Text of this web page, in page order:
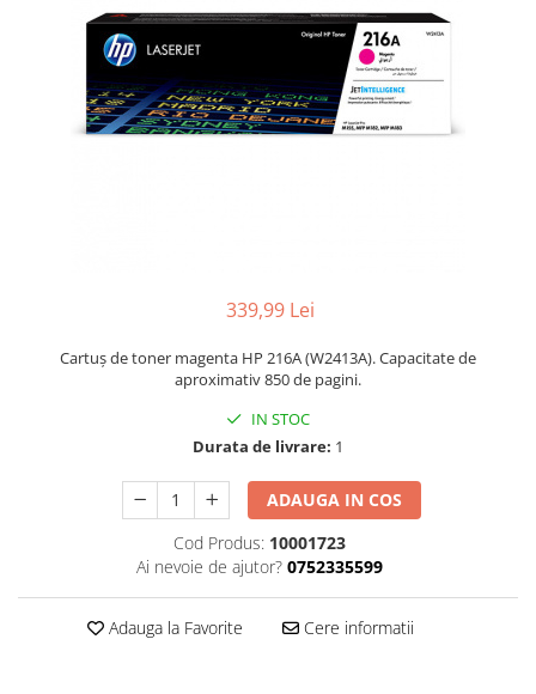
339,99 Lei
Cartuș de toner magenta HP 216A (W2413A). Capacitate de
aproximativ 850 de pagini.
IN STOC
Durata de livrare: 1
ADAUGA IN COS
Cod Produs: 10001723
Ai nevoie de ajutor? 0752335599
Adauga la Favorite Cere informatii